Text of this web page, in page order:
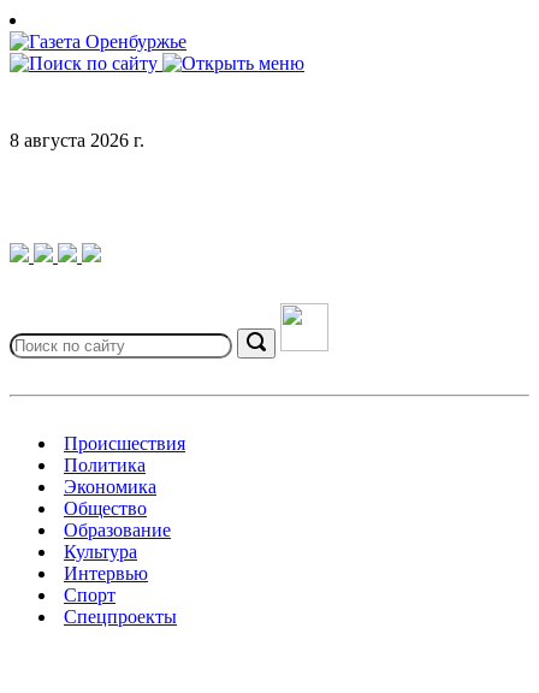
Skip
to
content
8 августа 2026 г.
for:
Search
Происшествия
Политика
Экономика
Общество
Образование
Культура
Интервью
Спорт
Спецпроекты